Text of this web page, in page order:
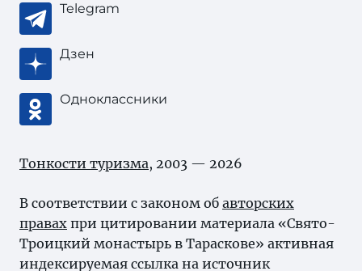
Telegram
Дзен
Одноклассники
Тонкости туризма, 2003 — 2026
В соответствии с законом об авторских
правах при цитировании материала «Свято-
Троицкий монастырь в Тараскове» активная
индексируемая ссылка на источник